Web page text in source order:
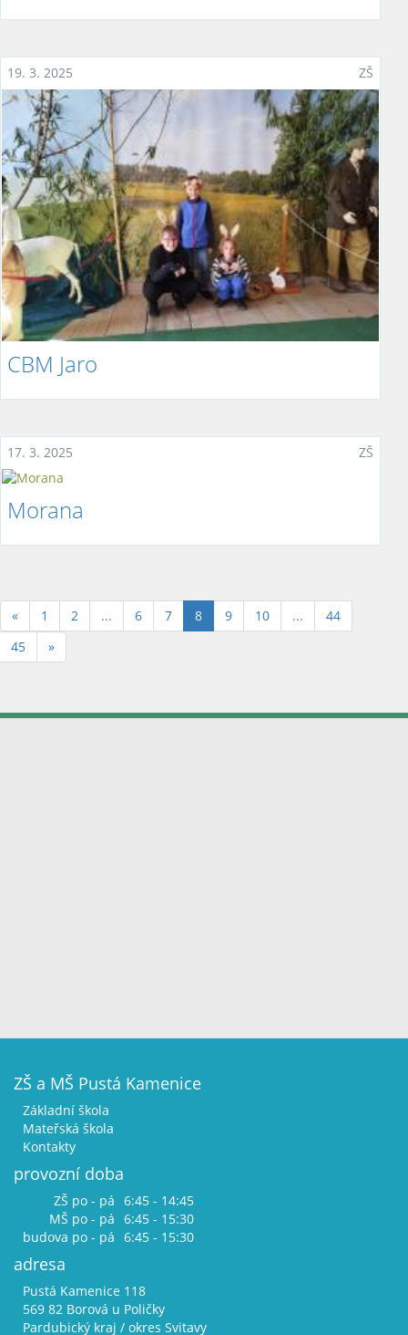
19. 3. 2025 ZŠ
CBM Jaro
17. 3. 2025 ZŠ
Morana
« 1 2 ... 6 7 8(aktuální)
9 10 ...
44
45
»
ZŠ a MŠ Pustá Kamenice
Základní škola
Mateřská škola
Kontakty
provozní doba
ZŠ po - pá 6:45 - 14:45
MŠ po - pá 6:45 - 15:30
budova po - pá 6:45 - 15:30
adresa
Pustá Kamenice 118
569 82 Borová u Poličky
Pardubický kraj / okres Svitavy